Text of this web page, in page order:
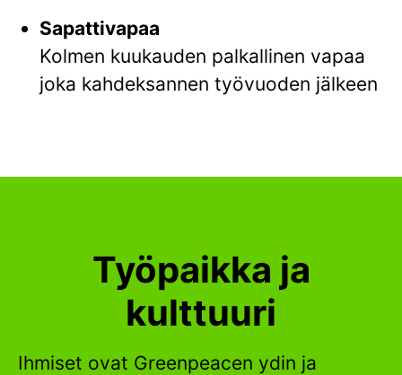
Sapattivapaa
Kolmen kuukauden palkallinen vapaa
joka kahdeksannen työvuoden jälkeen
Työpaikka ja
kulttuuri
Ihmiset ovat Greenpeacen ydin ja